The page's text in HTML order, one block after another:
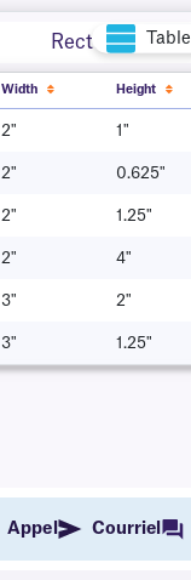
Rectangle Table
Width Height
2" 1"
2" 0.625"
2" 1.25"
2" 4"
3" 2"
3" 1.25"
Appel Courriel